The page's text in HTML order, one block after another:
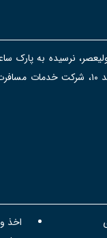
ولیعصر، نرسیده به پارک
۲۲۳۰، طبقه اول، واحد ۱۰،
اخذ